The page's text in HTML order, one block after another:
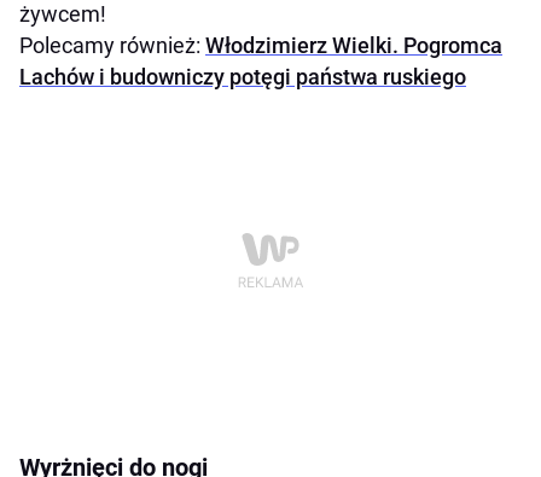
żywcem!
Polecamy również: Włodzimierz Wielki. Pogromca
Lachów i budowniczy potęgi państwa ruskiego
Wyrżnięci do nogi